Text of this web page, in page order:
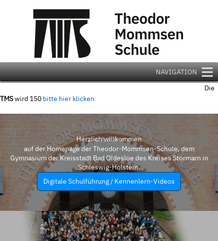
NAVIGATION
Die
TMSwird 150 bitte hier klicken
Herzlich willkommen
auf der Homepage der Theodor-Mommsen-Schule, dem
Gymnasium der Kreisstadt Bad Oldesloe des Kreises Stormarn in
Schleswig-Holstein.
Digitale Schulführung / Kennenlern-Videos